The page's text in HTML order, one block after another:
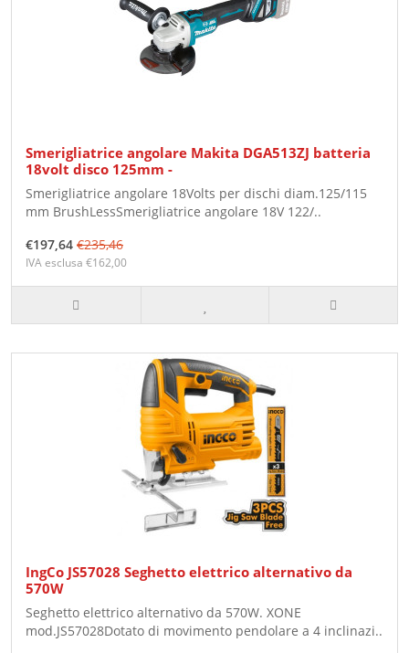
Smerigliatrice angolare Makita DGA513ZJ batteria
18volt disco 125mm -
Smerigliatrice angolare 18Volts per dischi diam.125/115
mm BrushLessSmerigliatrice angolare 18V 122/..
€197,64 €235,46
IVA esclusa €162,00
IngCo JS57028 Seghetto elettrico alternativo da
570W
Seghetto elettrico alternativo da 570W. XONE
mod.JS57028Dotato di movimento pendolare a 4 inclinazi..